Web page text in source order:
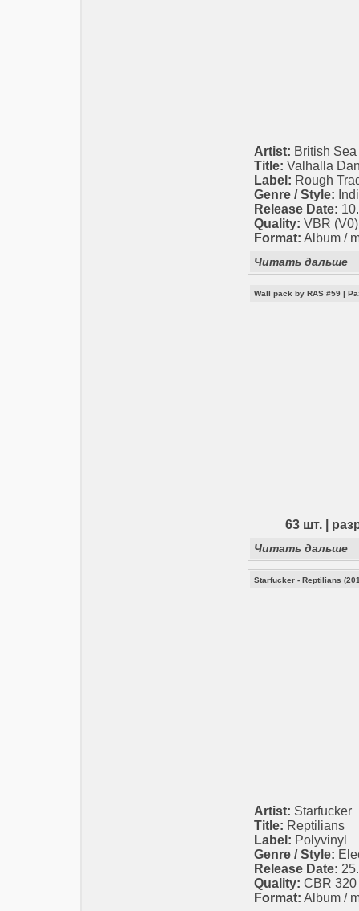
Artist: British
Title: Valhalla
Label: Rough
Genre / Style:
Release Date:
Quality: VBR
Format: Album /
Читать дальше
Wall pack by RAS #59 |
63 шт. |
Читать дальше
Starfucker - Reptilians
Artist: Starfucker
Title: Reptilians
Label: Polyvinyl
Genre / Style:
Release Date:
Quality: CBR 320
Format: Album /